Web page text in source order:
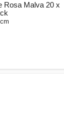
Rosa Malva 20 x